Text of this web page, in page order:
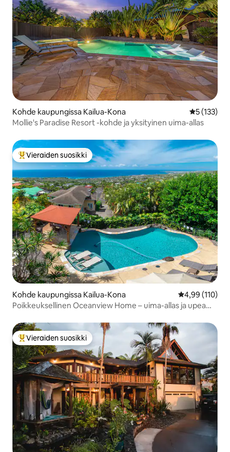
Kohde kaupungissa Kailua-Kona
5 (133)
Mollie's Paradise Resort -kohde ja yksityinen uima-allas
Vieraiden suosikkien parhaimmistoa
Vieraiden suosikki
Kohde kaupungissa Kailua-Kona
4,99 (110)
Poikkeuksellinen Oceanview Home – uima-allas ja upea
Vieraiden suosikkien parhaimmistoa
Vieraiden suosikki